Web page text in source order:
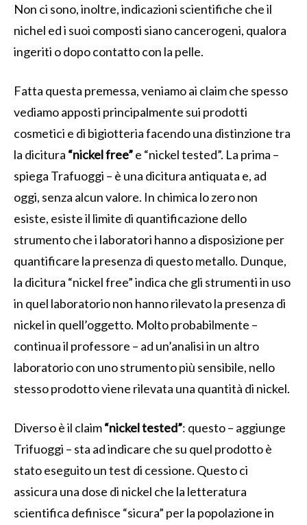
Non ci sono, inoltre, indicazioni scientifiche che il
nichel ed i suoi composti siano cancerogeni, qualora
ingeriti o dopo contatto con la pelle.
Fatta questa premessa, veniamo ai claim che spesso
vediamo apposti principalmente sui prodotti
cosmetici e di bigiotteria facendo una distinzione tra
la dicitura “nickel free”e “nickel tested”. La prima –
spiega Trafuoggi – è una dicitura antiquata e, ad
oggi, senza alcun valore. In chimica lo zero non
esiste, esiste il limite di quantificazione dello
strumento che i laboratori hanno a disposizione per
quantificare la presenza di questo metallo. Dunque,
la dicitura “nickel free” indica che gli strumenti in uso
in quel laboratorio non hanno rilevato la presenza di
nickel in quell’oggetto. Molto probabilmente –
continua il professore – ad un’analisi in un altro
laboratorio con uno strumento più sensibile, nello
stesso prodotto viene rilevata una quantità di nickel.
Diverso è il claim“nickel tested”: questo – aggiunge
Trifuoggi – sta ad indicare che su quel prodotto è
stato eseguito un test di cessione. Questo ci
assicura una dose di nickel che la letteratura
scientifica definisce “sicura” per la popolazione in